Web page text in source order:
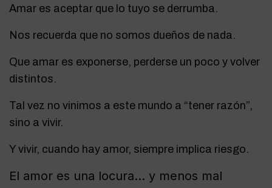
Amar es aceptar que lo tuyo se derrumba.
Nos recuerda que no somos dueños de nada.
Que amar es exponerse, perderse un poco y volver
distintos.
Tal vez no vinimos a este mundo a “tener razón”,
sino a vivir.
Y vivir, cuando hay amor, siempre implica riesgo.
El amor es una locura… y menos mal